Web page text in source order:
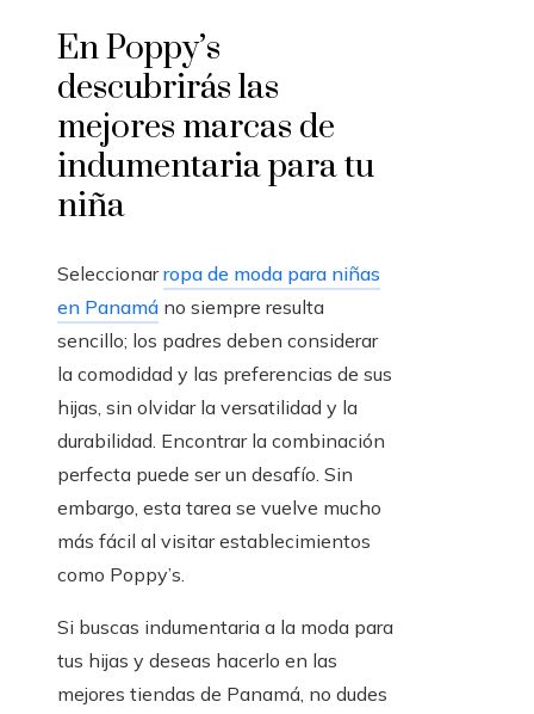
En Poppy’s
descubrirás las
mejores marcas de
indumentaria para tu
niña
Seleccionarropa de moda para niñas
en Panamá no siempre resulta
sencillo; los padres deben considerar
la comodidad y las preferencias de sus
hijas, sin olvidar la versatilidad y la
durabilidad. Encontrar la combinación
perfecta puede ser un desafío. Sin
embargo, esta tarea se vuelve mucho
más fácil al visitar establecimientos
como Poppy’s.
Si buscas indumentaria a la moda para
tus hijas y deseas hacerlo en las
mejores tiendas de Panamá, no dudes